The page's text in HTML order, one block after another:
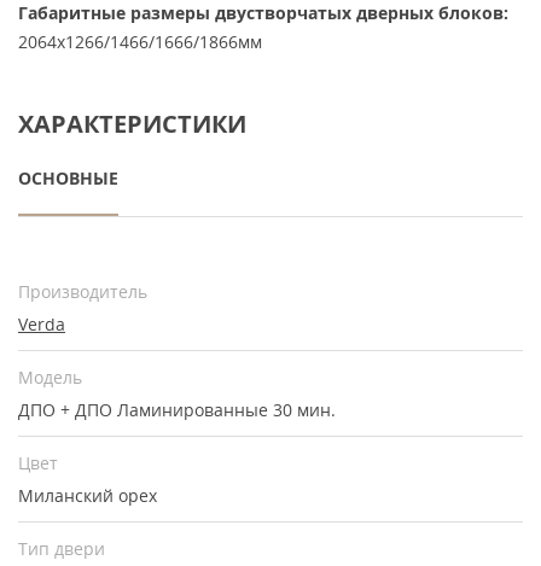
Габаритные размеры двустворчатых дверных блоков:
2064х1266/1466/1666/1866мм
ХАРАКТЕРИСТИКИ
ОСНОВНЫЕ
Производитель
Verda
Модель
ДПО + ДПО Ламинированные 30 мин.
Цвет
Миланский орех
Тип двери